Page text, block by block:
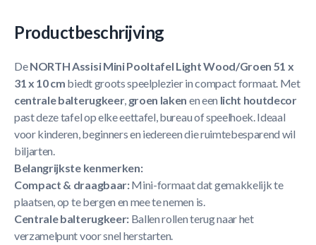
Productbeschrijving
DeNORTH Assisi Mini Pooltafel Light Wood/Groen 51 x
31 x 10 cm biedt groots speelplezier in compact formaat. Met
centrale balterugkeer, groen laken en een licht houtdecor
past deze tafel op elke eettafel, bureau of speelhoek. Ideaal
voor kinderen, beginners en iedereen die ruimtebesparend wil
biljarten.
Belangrijkste kenmerken:
Compact & draagbaar:Mini-formaat dat gemakkelijk te
plaatsen, op te bergen en mee te nemen is.
Centrale balterugkeer:Ballen rollen terug naar het
verzamelpunt voor snel herstarten.